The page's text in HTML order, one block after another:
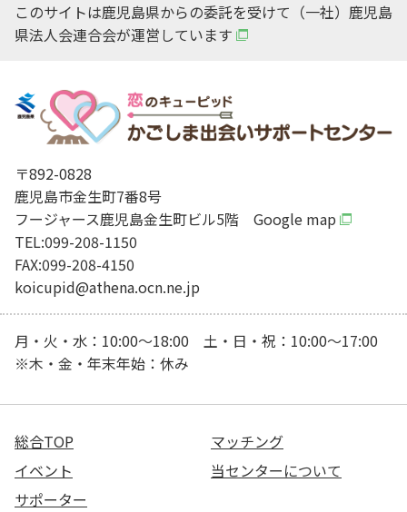
このサイトは鹿児島県からの委託を受けて（一社）鹿児島
県法人会連合会が運営しています
〒892-0828
鹿児島市金生町7番8号
フージャース鹿児島金生町ビル5階 Google map
TEL:099-208-1150
FAX:099-208-4150
koicupid@athena.ocn.ne.jp
月・火・水：10:00～18:00 土・日・祝：10:00～17:00
※木・金・年末年始：休み
総合TOP
マッチング
イベント
当センターについて
サポーター